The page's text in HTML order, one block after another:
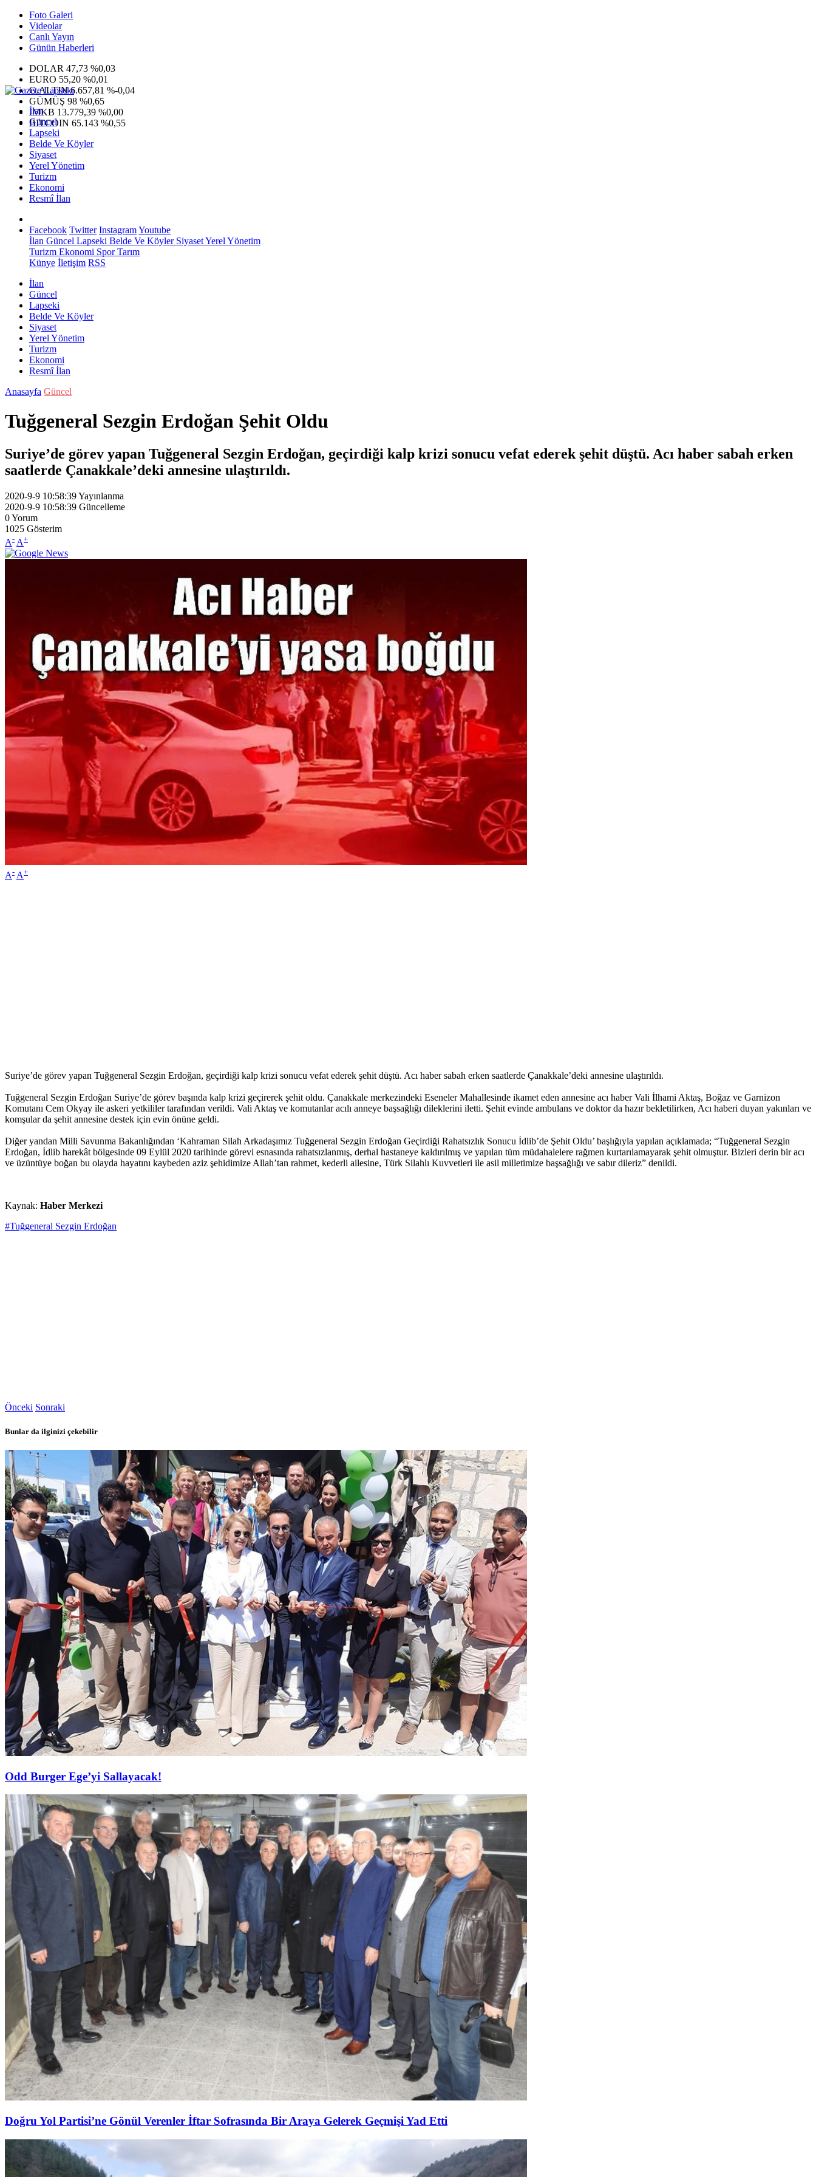
Foto Galeri
Videolar
Canlı Yayın
Günün Haberleri
DOLAR 47,73 %0,03
EURO 55,20 %0,01
G.ALTIN6.657,81 %-0,04
GÜMÜŞ 98 %0,65
IMKB 13.779,39 %0,00
BITCOIN 65.143 %0,55
İlan
Güncel
Lapseki
Belde Ve Köyler
Siyaset
Yerel Yönetim
Turizm
Ekonomi
Resmî İlan
Facebook Twitter InstagramYoutube
İlan Güncel Lapseki Belde Ve KöylerSiyasetYerel Yönetim
Turizm Ekonomi SporTarım
Künye İletişim RSS
İlan
Güncel
Lapseki
Belde Ve Köyler
Siyaset
Yerel Yönetim
Turizm
Ekonomi
Resmî İlan
Anasayfa Güncel
Tuğgeneral Sezgin Erdoğan Şehit Oldu
Suriye’de görev yapan Tuğgeneral Sezgin Erdoğan, geçirdiği kalp krizi sonucu vefat ederek şehit düştü. Acı haber sabah erken
saatlerde Çanakkale’deki annesine ulaştırıldı.
2020-9-9 10:58:39Yayınlanma
2020-9-9 10:58:39 Güncelleme
0Yorum
1025 Gösterim
A- A+
A- A+
Suriye’de görev yapan Tuğgeneral Sezgin Erdoğan, geçirdiği kalp krizi sonucu vefat ederek şehit düştü. Acı haber sabah erken saatlerde Çanakkale’deki annesine ulaştırıldı.
Tuğgeneral Sezgin Erdoğan Suriye’de görev başında kalp krizi geçirerek şehit oldu. Çanakkale merkezindeki Eseneler Mahallesinde ikamet eden annesine acı haber Vali İlhami Aktaş, Boğaz ve Garnizon
Komutanı Cem Okyay ile askeri yetkililer tarafından verildi. Vali Aktaş ve komutanlar acılı anneye başsağlığı dileklerini iletti. Şehit evinde ambulans ve doktor da hazır bekletilirken, Acı haberi duyan yakınları ve
komşular da şehit annesine destek için evin önüne geldi.
Diğer yandan Milli Savunma Bakanlığından ‘Kahraman Silah Arkadaşımız Tuğgeneral Sezgin Erdoğan Geçirdiği Rahatsızlık Sonucu İdlib’de Şehit Oldu’ başlığıyla yapılan açıklamada; “Tuğgeneral Sezgin
Erdoğan, İdlib harekât bölgesinde 09 Eylül 2020 tarihinde görevi esnasında rahatsızlanmış, derhal hastaneye kaldırılmış ve yapılan tüm müdahalelere rağmen kurtarılamayarak şehit olmuştur. Bizleri derin bir acı
ve üzüntüye boğan bu olayda hayatını kaybeden aziz şehidimize Allah’tan rahmet, kederli ailesine, Türk Silahlı Kuvvetleri ile asil milletimize başsağlığı ve sabır dileriz” denildi.
Kaynak: Haber Merkezi
#Tuğgeneral Sezgin Erdoğan
Önceki Sonraki
Bunlar da ilginizi çekebilir
Odd Burger Ege’yi Sallayacak!
Doğru Yol Partisi’ne Gönül Verenler İftar Sofrasında Bir Araya Gelerek Geçmişi Yad Etti